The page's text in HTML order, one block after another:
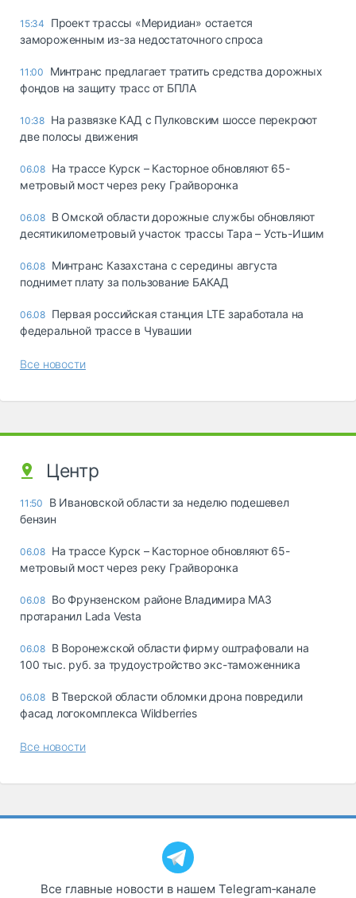
15:34
Проект трассы «Меридиан» остается
замороженным из-за недостаточного спроса
11:00
Минтранс предлагает тратить средства дорожных
фондов на защиту трасс от БПЛА
10:38 На развязке КАД с Пулковским шоссе перекроют
две полосы движения
06.08 На трассе Курск – Касторное обновляют 65-
метровый мост через реку Грайворонка
06.08 В Омской области дорожные службы обновляют
десятикилометровый участок трассы Тара – Усть-Ишим
06.08 Минтранс Казахстана с середины августа
поднимет плату за пользование БАКАД
06.08 Первая российская станция LTE заработала на
федеральной трассе в Чувашии
Все новости
Центр
11:50
В Ивановской области за неделю подешевел
бензин
06.08 На трассе Курск – Касторное обновляют 65-
метровый мост через реку Грайворонка
06.08 Во Фрунзенском районе Владимира МАЗ
протаранил Lada Vesta
06.08 В Воронежской области фирму оштрафовали на
100 тыс. руб. за трудоустройство экс-таможенника
06.08 В Тверской области обломки дрона повредили
фасад логокомплекса Wildberries
Все новости
Все главные новости в нашем Telegram‑канале